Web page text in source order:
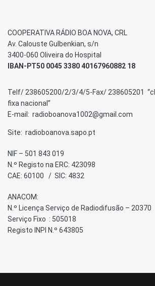
COOPERATIVA RÁDIO BOA NOVA, CRL
Av. Calouste Gulbenkian, s/n
3400-060 Oliveira do Hospital
IBAN-PT50 0045 3380 40167960882 18
Telf/ 238605200/2/3/4/5-Fax/ 238605201
fixa nacional”
E-mail: radioboanova1002@gmail.com
Site: radioboanova.sapo.pt
NIF – 501 843 019
N.º Registo na ERC: 423098
CAE: 60100 / SIC: 4832
ANACOM:
N.º Licença Serviço de Radiodifusão – 20370
Serviço Fixo : 505018
Registo INPI N.º 643805